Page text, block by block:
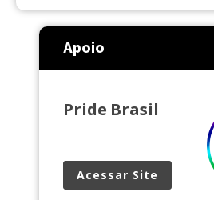
agredido, protagonizando um
homofobia pela polícia militar
último sábado(9). Até o
autoridade ou responsável
Apoio
Pride Brasil
Acessar Site